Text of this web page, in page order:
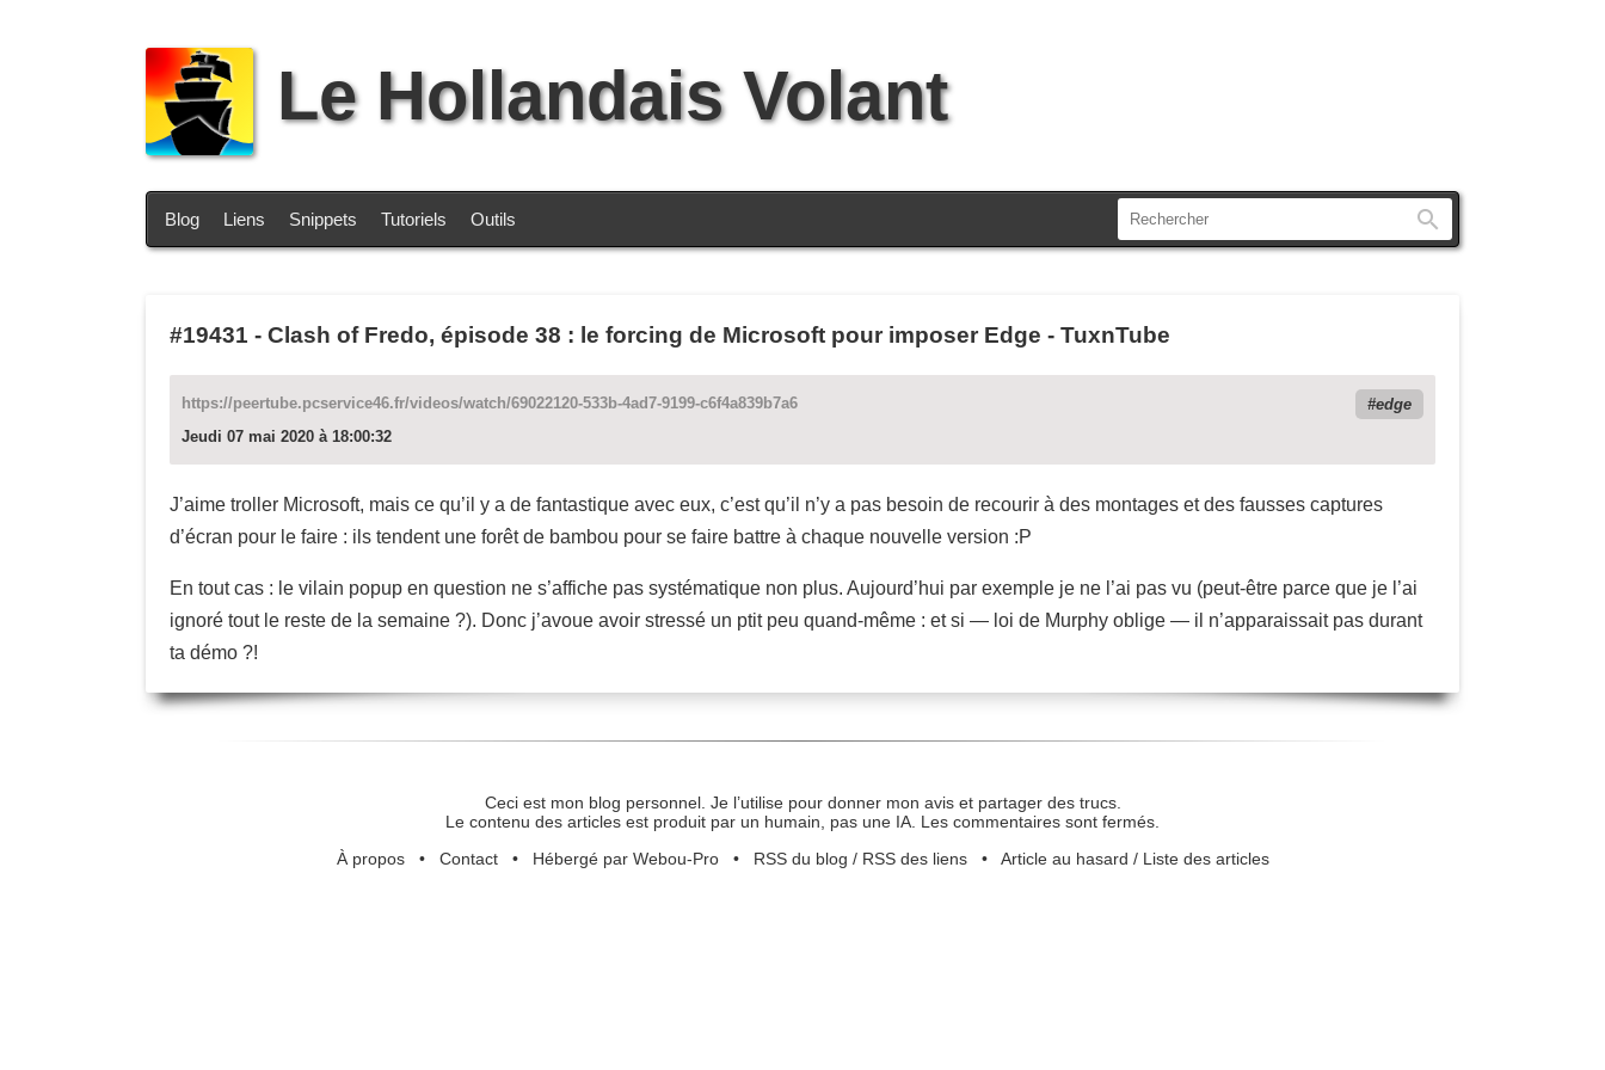
Le Hollandais Volant
Blog Liens Snippets Tutoriels Outils
#19431 - Clash of Fredo, épisode 38 : le forcing de Microsoft pour imposer Edge - TuxnTube
https://peertube.pcservice46.fr/videos/watch/69022120-533b-4ad7-9199-c6f4a839b7a6
edge
Jeudi 07 mai 2020 à 18:00:32
J’aime troller Microsoft, mais ce qu’il y a de fantastique avec eux, c’est qu’il n’y a pas besoin de recourir à des montages et des fausses captures
d’écran pour le faire : ils tendent une forêt de bambou pour se faire battre à chaque nouvelle version :P
En tout cas : le vilain popup en question ne s’affiche pas systématique non plus. Aujourd’hui par exemple je ne l’ai pas vu (peut-être parce que je l’ai
ignoré tout le reste de la semaine ?). Donc j’avoue avoir stressé un ptit peu quand-même : et si — loi de Murphy oblige — il n’apparaissait pas durant
ta démo ?!
Ceci est mon blog personnel. Je l’utilise pour donner mon avis et partager des trucs.
Le contenu des articles est produit par un humain, pas une IA. Les commentaires sont fermés.
À propos• Contact• Hébergé par Webou-Pro• RSS du blog / RSS des liens• Article au hasard / Liste des articles